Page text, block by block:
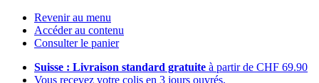
Revenir au menu
Accéder au contenu
Consulter le panier
Suisse : Livraison standard gratuite à partir de CHF 69.90
Vous recevez votre colis en 3 jours ouvrés.